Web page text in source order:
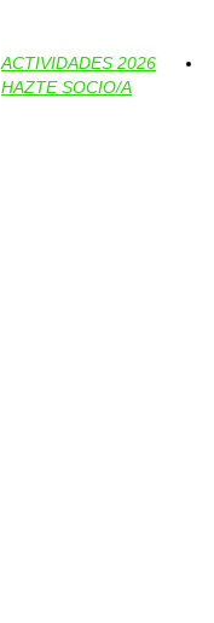
ACTIVIDADES 2026
HAZTE SOCIO/A